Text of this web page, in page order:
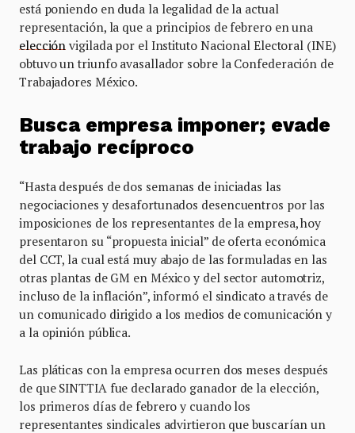
está poniendo en duda la legalidad de la actual
representación, la que a principios de febrero en una
elección vigilada por el Instituto Nacional Electoral (INE)
obtuvo un triunfo avasallador sobre la Confederación de
Trabajadores México.
Busca empresa imponer; evade
trabajo recíproco
“Hasta después de dos semanas de iniciadas las
negociaciones y desafortunados desencuentros por las
imposiciones de los representantes de la empresa, hoy
presentaron su “propuesta inicial” de oferta económica
del CCT, la cual está muy abajo de las formuladas en las
otras plantas de GM en México y del sector automotriz,
incluso de la inflación”, informó el sindicato a través de
un comunicado dirigido a los medios de comunicación y
a la opinión pública.
Las pláticas con la empresa ocurren dos meses después
de que SINTTIA fue declarado ganador de la elección,
los primeros días de febrero y cuando los
representantes sindicales advirtieron que buscarían un